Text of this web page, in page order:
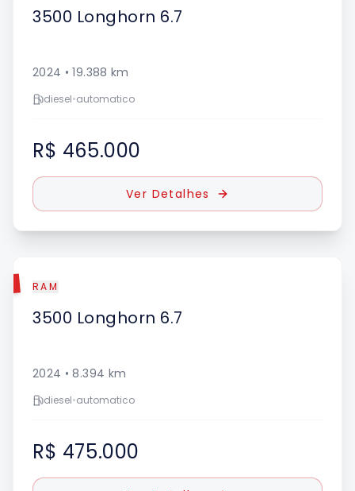
3500 Longhorn 6.7
2024 •19.388 km
diesel•automatico
R$ 465.000
Ver Detalhes
RAM
3500 Longhorn 6.7
2024 •8.394 km
diesel•automatico
R$ 475.000